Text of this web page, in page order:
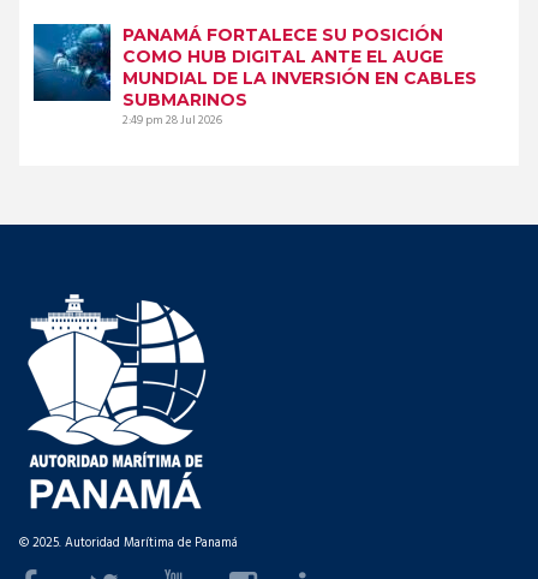
PANAMÁ FORTALECE SU POSICIÓN
COMO HUB DIGITAL ANTE EL AUGE
MUNDIAL DE LA INVERSIÓN EN CABLES
SUBMARINOS
2:49 pm28 Jul 2026
© 2025. Autoridad Marítima de Panamá